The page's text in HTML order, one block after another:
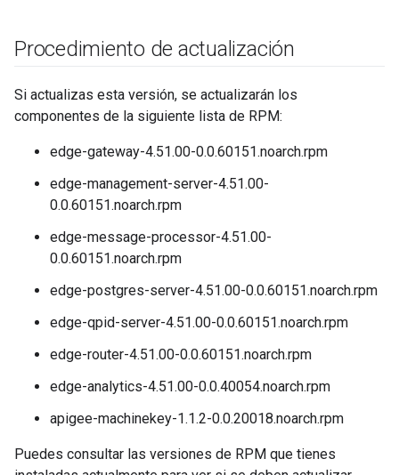
Procedimiento de actualización
Si actualizas esta versión, se actualizarán los
componentes de la siguiente lista de RPM:
edge-gateway-4.51.00-0.0.60151.noarch.rpm
edge-management-server-4.51.00-
0.0.60151.noarch.rpm
edge-message-processor-4.51.00-
0.0.60151.noarch.rpm
edge-postgres-server-4.51.00-0.0.60151.noarch.rpm
edge-qpid-server-4.51.00-0.0.60151.noarch.rpm
edge-router-4.51.00-0.0.60151.noarch.rpm
edge-analytics-4.51.00-0.0.40054.noarch.rpm
apigee-machinekey-1.1.2-0.0.20018.noarch.rpm
Puedes consultar las versiones de RPM que tienes